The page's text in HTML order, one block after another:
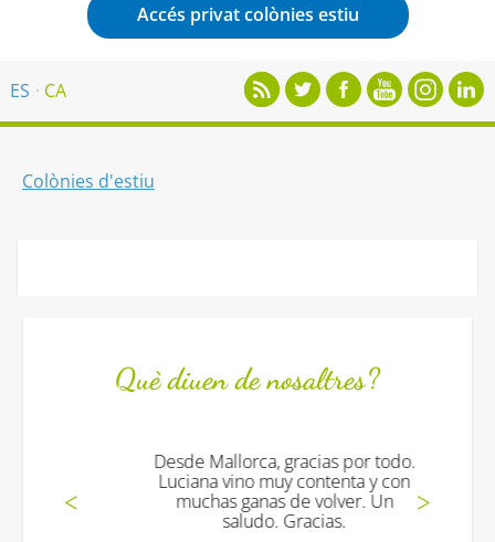
Accés privat colònies estiu
ES CA
Colònies d'estiu
Què diuen de nosaltres?
Desde Mallorca, gracias por todo.
Luciana vino muy contenta y con
muchas ganas de volver. Un
saludo. Gracias.